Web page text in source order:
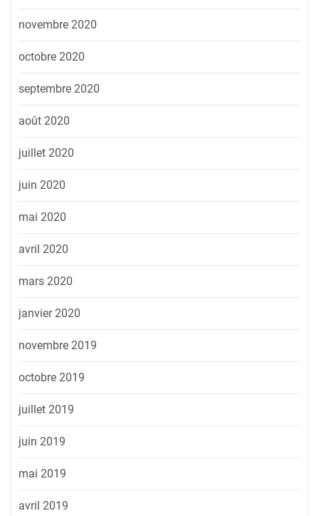
novembre 2020
octobre 2020
septembre 2020
août 2020
juillet 2020
juin 2020
mai 2020
avril 2020
mars 2020
janvier 2020
novembre 2019
octobre 2019
juillet 2019
juin 2019
mai 2019
avril 2019